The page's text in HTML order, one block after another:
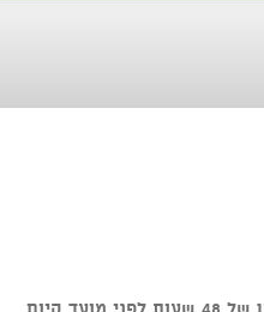
ניתן לבטל כרטיסים עד טווח זמן של 48 שעות לפני מועד קיום